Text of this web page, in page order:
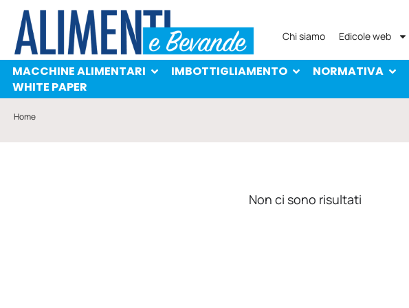
MACCHINE ALIMENTARI
PROTAGONISTI
WHITE PAPER
Chi siamo Edicole web
MACCHINE ALIMENTARI IMBOTTIGLIAMENTO NORMATIVA
WHITE PAPER
Home
Non ci sono risultati